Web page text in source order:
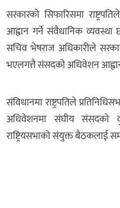
सरकारको सिफारिसमा
आह्वान गर्ने संवैधानिक व्यवस्था
सचिव भेषराज अधिकारीले
भएलगत्तै संसदको अधिवेशन
संविधानमा राष्ट्रपतिले
अधिवेशनमा संघीय संसदको
राष्ट्रियसभाको संयुक्त बैठकलाई